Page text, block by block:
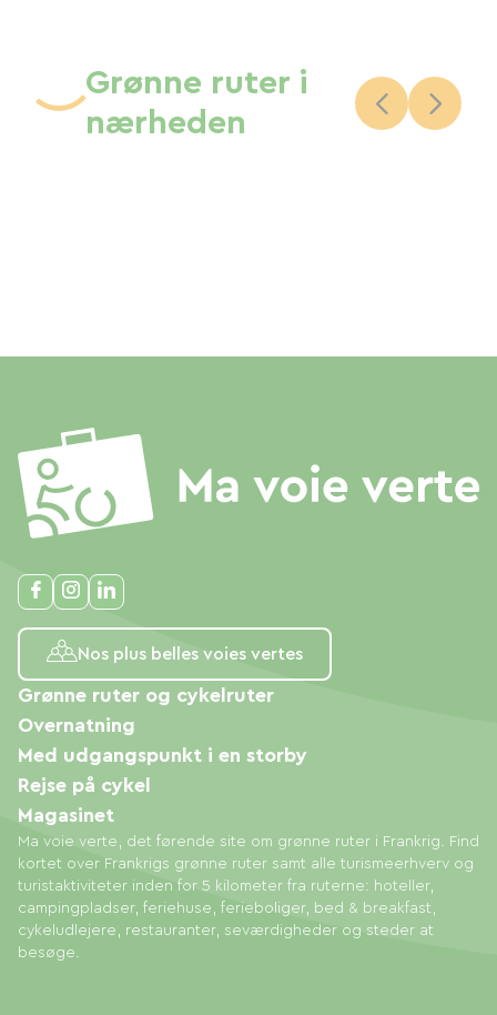
Grønne ruter i
nærheden
Nos plus belles voies vertes
Ma voie verte, det førende site om grønne ruter i Frankrig. Find
kortet over Frankrigs grønne ruter samt alle turismeerhverv og
turistaktiviteter inden for 5 kilometer fra ruterne: hoteller,
campingpladser, feriehuse, ferieboliger, bed & breakfast,
cykeludlejere, restauranter, seværdigheder og steder at
besøge.
Grønne ruter og cykelruter
Overnatning
Med udgangspunkt i en storby
Rejse på cykel
Magasinet